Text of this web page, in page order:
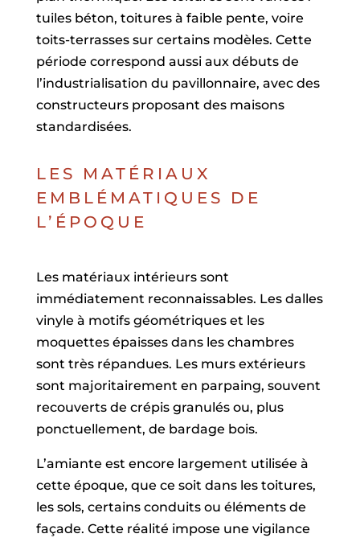
tuiles béton, toitures à faible pente, voire
toits-terrasses sur certains modèles. Cette
période correspond aussi aux débuts de
l’industrialisation du pavillonnaire, avec des
constructeurs proposant des maisons
standardisées.
LES MATÉRIAUX
EMBLÉMATIQUES DE
L’ÉPOQUE
Les matériaux intérieurs sont
immédiatement reconnaissables. Les dalles
vinyle à motifs géométriques et les
moquettes épaisses dans les chambres
sont très répandues. Les murs extérieurs
sont majoritairement en parpaing, souvent
recouverts de crépis granulés ou, plus
ponctuellement, de bardage bois.
L’amiante est encore largement utilisée à
cette époque, que ce soit dans les toitures,
les sols, certains conduits ou éléments de
façade. Cette réalité impose une vigilance